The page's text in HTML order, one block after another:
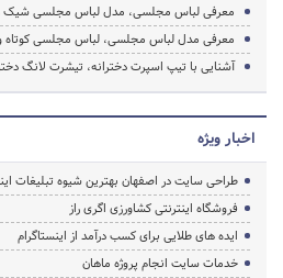
معرفی لباس مجلسی، مدل لباس مجلسی
معرفی مدل لباس مجلسی، لباس مجلسی کوتاه
آشنایی با تیپ اسپرت دخترانه، تیشرت لانگ
اخبار ویژه
طراحی سایت در اصفهان بهترین شیوه تبلیغات
فروشگاه اینترنتی کشاورزی اگری راز
ایده های طلایی برای کسب درآمد از اینستاگرام
خدمات سایت انجام پروژه ماهان